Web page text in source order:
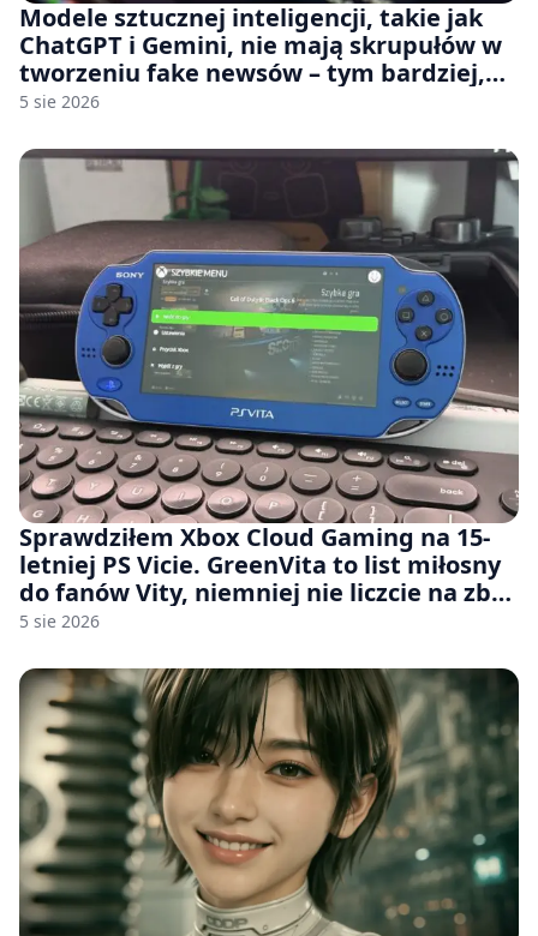
Modele sztucznej inteligencji, takie jak
ChatGPT i Gemini, nie mają skrupułów w
tworzeniu fake newsów – tym bardziej,
jeśli rozmawiasz z nimi po polsku
5 sie 2026
Sprawdziłem Xbox Cloud Gaming na 15-
letniej PS Vicie. GreenVita to list miłosny
do fanów Vity, niemniej nie liczcie na zbyt
wiele [FELIETON]
5 sie 2026